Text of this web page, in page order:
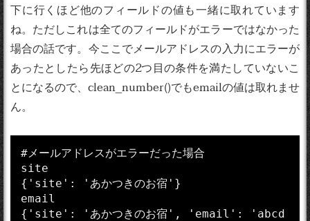
下に行くほど他のフィールドの値も一緒に取れています
ね。ただしこれは全てのフィールドがエラーではなかった
場合の話です。今ここでメールアドレスの入力にエラーが
あったとしたら先ほどの2つ目の条件を満たしていないこ
とになるので、clean_number()でもemailの値は取れませ
ん。
#メールアドレスがエラーだった場合
site
{'site': 'あかつきのお宿'}
email
{'site': 'あかつきのお宿', 'email': 'abcd